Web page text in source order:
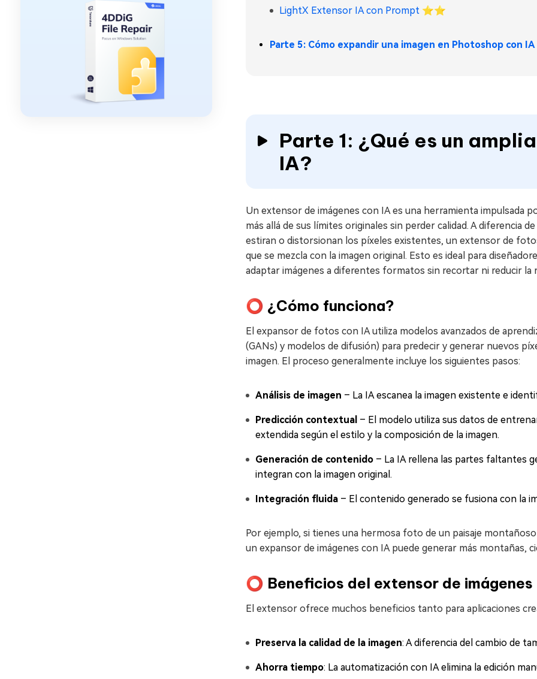
LightX Extensor IA con Prompt ⭐⭐
Parte 5: Cómo expandir una imagen en Photoshop con IA
Parte 1: ¿Qué es un
IA?
Un extensor de imágenes con IA es una herramienta impulsada
más allá de sus límites originales sin perder calidad. A diferencia
estiran o distorsionan los píxeles existentes, un extensor de
que se mezcla con la imagen original. Esto es ideal para
adaptar imágenes a diferentes formatos sin recortar ni reducir la
⭕ ¿Cómo funciona?
El expansor de fotos con IA utiliza modelos avanzados de
(GANs) y modelos de difusión) para predecir y generar nuevos
imagen. El proceso generalmente incluye los siguientes pasos:
Análisis de imagen – La IA escanea la imagen existente e
Predicción contextual – El modelo utiliza sus datos de
extendida según el estilo y la composición de la imagen.
Generación de contenido – La IA rellena las partes faltantes
integran con la imagen original.
Integración fluida – El contenido generado se fusiona con la
Por ejemplo, si tienes una hermosa foto de un paisaje
un expansor de imágenes con IA puede generar más montañas,
⭕ Beneficios del extensor de imágenes
El extensor ofrece muchos beneficios tanto para aplicaciones
Preserva la calidad de la imagen: A diferencia del cambio de
Ahorra tiempo: La automatización con IA elimina la edición